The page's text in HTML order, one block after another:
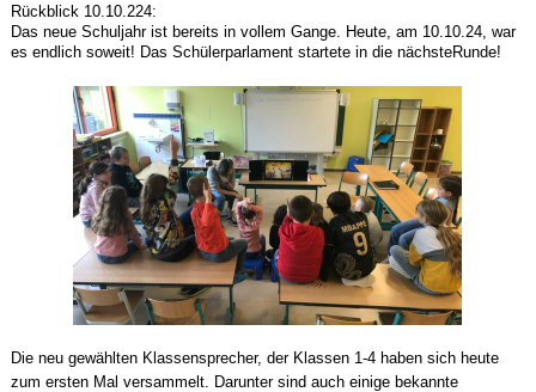
Rückblick 10.10.224:
Das neue Schuljahr ist bereits in vollem Gange. Heute, am 10.10.24, war
es endlich soweit! Das Schülerparlament startete in die nächsteRunde!
Die neu gewählten Klassensprecher, der Klassen 1-4 haben sich heute
zum ersten Mal versammelt. Darunter sind auch einige bekannte